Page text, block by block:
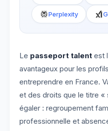
Perplexity
Le passeport talent est
avantageux pour les
entreprendre en France.
et des droits que le titre «
égaler : regroupement
professionnelle et